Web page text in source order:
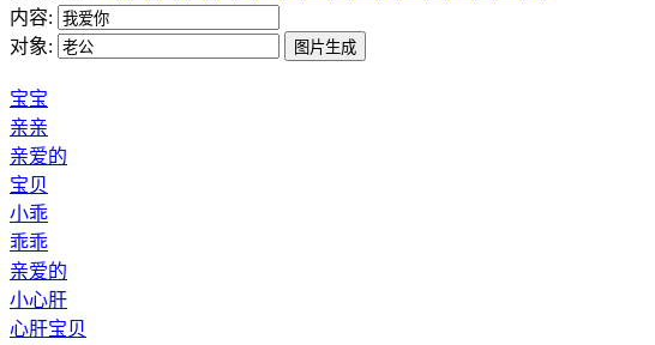
内容:
对象:
宝宝
亲亲
亲爱的
宝贝
小乖
乖乖
亲爱的
小心肝
心肝宝贝